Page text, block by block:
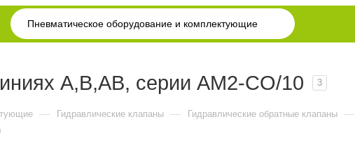
Пневматическое оборудование и комплектующие
A,B,AB, серии AM2-СO/10 3
— Гидравлические клапаны — Гидравлические обратные клапаны —